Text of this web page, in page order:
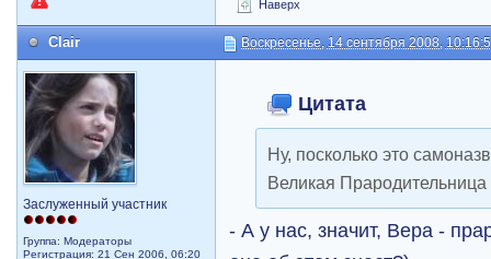
Наверх
Clair Воскресенье, 14 сентября 2008,
Заслуженный участник
Группа: Модераторы
Регистрация: 21 Сен 2006, 06:20
Цитата
Ну, посколько это
Великая Прародительница
- А у нас, значит, Вера -